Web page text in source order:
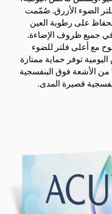
الضوء الأزرق. صُمّمت
على رطوبة العين
في جميع ظروف الإضاءة.
مع أعلى فلتر للضوء
توفر حماية ممتازة
فوق البنفسجية بحجب 99.9% من الأشعة فوق البنفسجية
فوق البنفسجية قصيرة المدى.